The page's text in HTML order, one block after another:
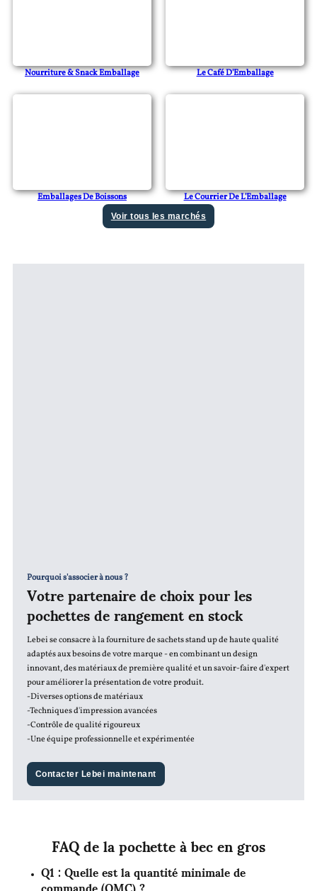
Nourriture & Snack Emballage Le Café D'Emballage
Emballages De Boissons Le Courrier De L'Emballage
Voir tous les marchés
Pourquoi s'associer à nous ?
Votre partenaire de choix pour les
pochettes de rangement en stock
Lebei se consacre à la fourniture de sachets stand up de haute qualité
adaptés aux besoins de votre marque - en combinant un design
innovant, des matériaux de première qualité et un savoir-faire d'expert
pour améliorer la présentation de votre produit.
-Diverses options de matériaux
-Techniques d'impression avancées
-Contrôle de qualité rigoureux
-Une équipe professionnelle et expérimentée
Contacter Lebei maintenant
FAQ de la pochette à bec en gros
Q1 : Quelle est la quantité minimale de